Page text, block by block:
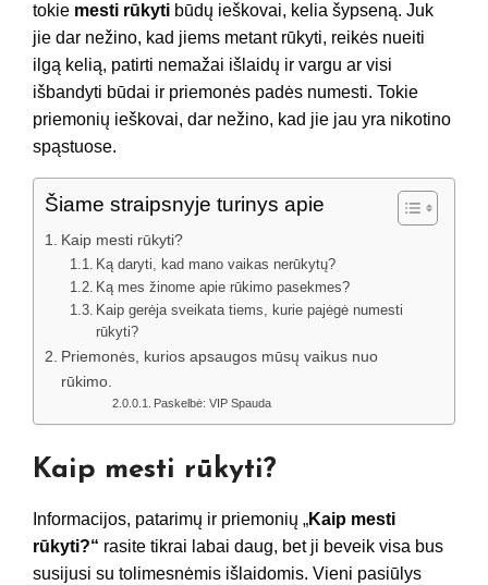
tokie mesti rūkyti būdų ieškovai, kelia šypseną. Juk
jie dar nežino, kad jiems metant rūkyti, reikės nueiti
ilgą kelią, patirti nemažai išlaidų ir vargu ar visi
išbandyti būdai ir priemonės padės numesti. Tokie
priemonių ieškovai, dar nežino, kad jie jau yra nikotino
spąstuose.
Šiame straipsnyje turinys apie
Kaip mesti rūkyti?
Ką daryti, kad mano vaikas nerūkytų?
Ką mes žinome apie rūkimo pasekmes?
Kaip gerėja sveikata tiems, kurie pajėgė numesti
rūkyti?
Priemonės, kurios apsaugos mūsų vaikus nuo
rūkimo.
Paskelbė: VIP Spauda
Kaip mesti rūkyti?
Informacijos, patarimų ir priemonių „Kaip mesti
rūkyti?“ rasite tikrai labai daug, bet ji beveik visa bus
susijusi su tolimesnėmis išlaidomis. Vieni pasiūlys